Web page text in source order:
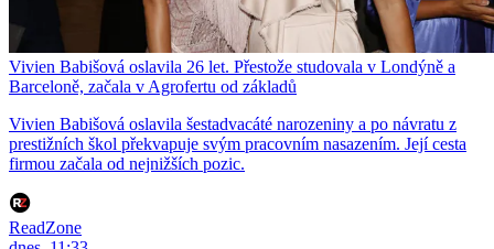
Vivien Babišová oslavila 26 let. Přestože studovala v Londýně a
Barceloně, začala v Agrofertu od základů
Vivien Babišová oslavila šestadvacáté narozeniny a po návratu z
prestižních škol překvapuje svým pracovním nasazením. Její cesta
firmou začala od nejnižších pozic.
ReadZone